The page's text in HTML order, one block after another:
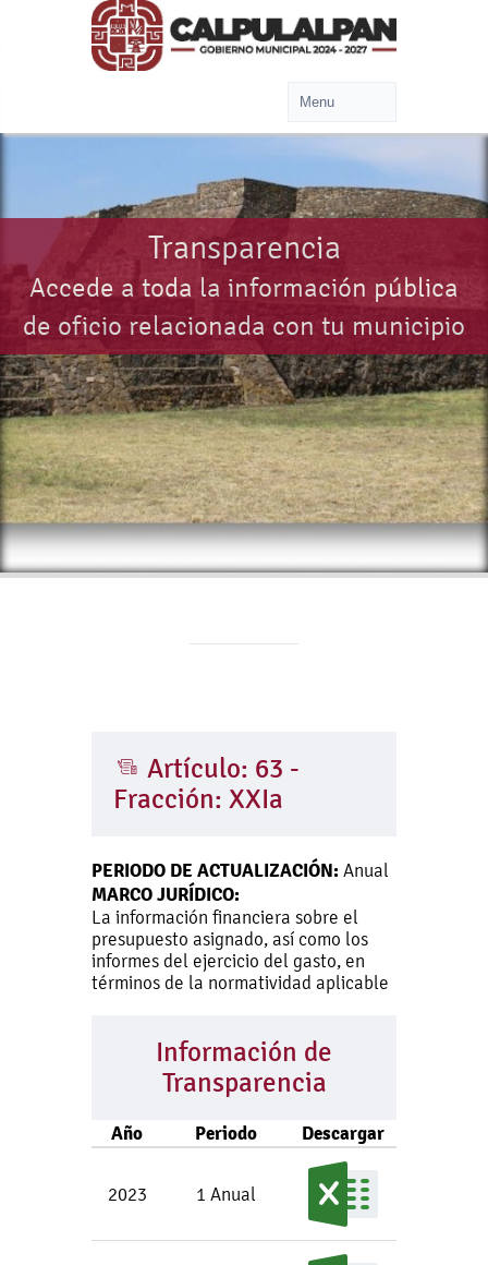
Transparencia
Accede a toda la información pública
de oficio relacionada con tu municipio
Artículo: 63 -
Fracción: XXIa
PERIODO DE ACTUALIZACIÓN: Anual
MARCO JURÍDICO:
La información financiera sobre el
presupuesto asignado, así como los
informes del ejercicio del gasto, en
términos de la normatividad aplicable
Información de
Transparencia
Año Periodo Descargar
2023 1 Anual